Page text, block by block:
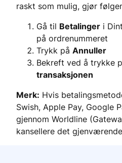
raskt som mulig, gjør
​​​​​​​Gå til Betalinger i
på ordrenummeret
Trykk på Annuller
Bekreft ved å trykke
transaksjonen
Merk: Hvis
Swish, Apple Pay, Google
gjennom Worldline
kansellere det